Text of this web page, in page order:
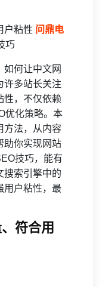
户粘性 问鼎电
巧
如何让中文网
许多站长关注
性，不仅依赖
优化策略。本
方法，从内容
助你实现网站
技巧，能有
搜索引擎中的
用户粘性，最
符合用